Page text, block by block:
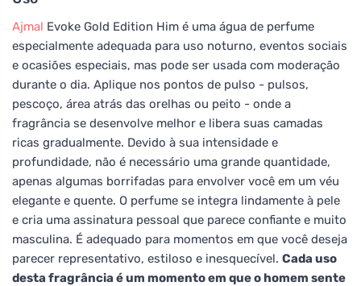
Ajmal Evoke Gold Edition Him é uma água de perfume
especialmente adequada para uso noturno, eventos sociais
e ocasiões especiais, mas pode ser usada com moderação
durante o dia. Aplique nos pontos de pulso - pulsos,
pescoço, área atrás das orelhas ou peito - onde a
fragrância se desenvolve melhor e libera suas camadas
ricas gradualmente. Devido à sua intensidade e
profundidade, não é necessário uma grande quantidade,
apenas algumas borrifadas para envolver você em um véu
elegante e quente. O perfume se integra lindamente à pele
e cria uma assinatura pessoal que parece confiante e muito
masculina. É adequado para momentos em que você deseja
parecer representativo, estiloso e inesquecível. Cada uso
desta fragrância é um momento em que o homem sente